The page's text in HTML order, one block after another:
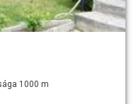
1000 m